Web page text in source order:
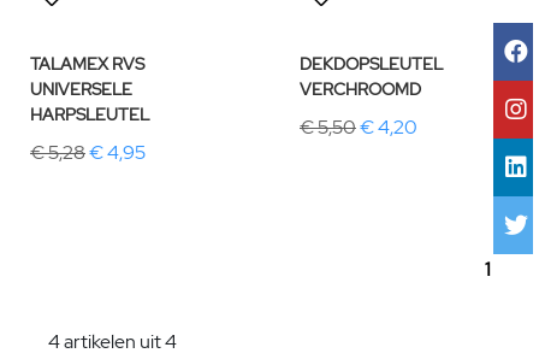
TALAMEX RVS
UNIVERSELE
HARPSLEUTEL
€ 5,28€ 4,95
DEKDOPSLEUTEL
VERCHROOMD
€ 5,50€ 4,20
1
4 artikelen uit 4